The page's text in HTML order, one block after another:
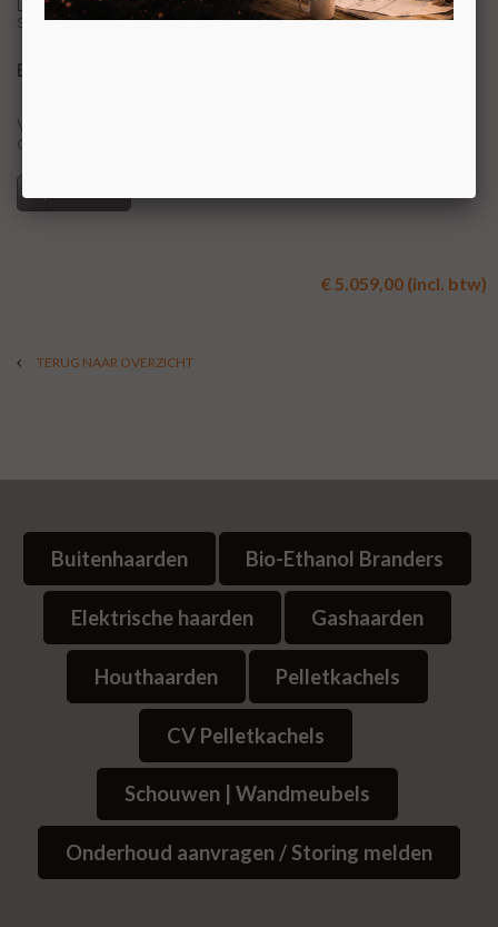
smartphone. Een haard van deze tijd dus!
Bezoek ons Experience Center
Voor meer informatie bent u van harte welkom in
ons Experience Center.
€ 5.059,00 (incl. btw)
TERUG NAAR OVERZICHT
Buitenhaarden Bio-Ethanol Branders
Elektrische haarden Gashaarden
Houthaarden Pelletkachels
CV Pelletkachels
Schouwen | Wandmeubels
Onderhoud aanvragen / Storing melden